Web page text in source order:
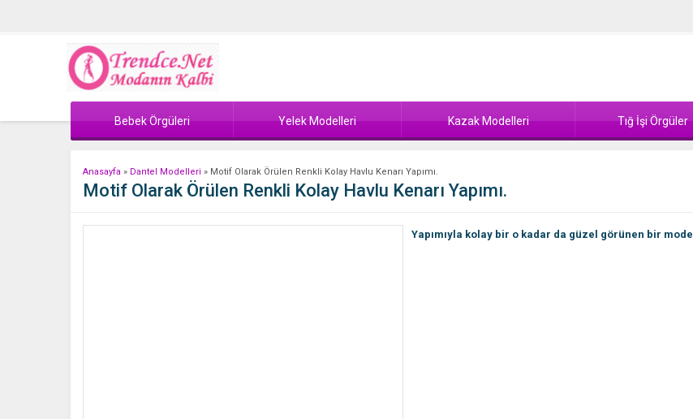
Bebek Örgüleri Yelek Modelleri Kazak Modelleri Tığ İşi Örgüler
Anasayfa » Dantel Modelleri » Motif Olarak Örülen Renkli Kolay Havlu Kenarı Yapımı.
Motif Olarak Örülen Renkli Kolay Havlu Kenarı Yapımı.
Yapımıyla kolay bir o kadar da güzel görünen bir model